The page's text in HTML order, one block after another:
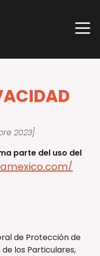
2023]
parte del uso del
de Protección de
los Particulares,